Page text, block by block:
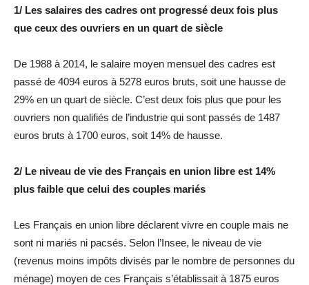
1/ Les salaires des cadres ont progressé deux fois plus
que ceux des ouvriers en un quart de siècle
De 1988 à 2014, le salaire moyen mensuel des cadres est
passé de 4094 euros à 5278 euros bruts, soit une hausse de
29% en un quart de siècle. C’est deux fois plus que pour les
ouvriers non qualifiés de l’industrie qui sont passés de 1487
euros bruts à 1700 euros, soit 14% de hausse.
2/ Le niveau de vie des Français en union libre est 14%
plus faible que celui des couples mariés
Les Français en union libre déclarent vivre en couple mais ne
sont ni mariés ni pacsés. Selon l’Insee, le niveau de vie
(revenus moins impôts divisés par le nombre de personnes du
ménage) moyen de ces Français s’établissait à 1875 euros